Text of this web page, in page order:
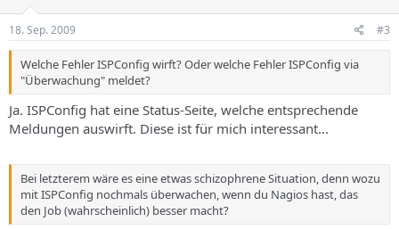
18. Sep. 2009 #3
Welche Fehler ISPConfig wirft? Oder welche Fehler ISPConfig via
"Überwachung" meldet?
Ja. ISPConfig hat eine Status-Seite, welche entsprechende
Meldungen auswirft. Diese ist für mich interessant...
Bei letzterem wäre es eine etwas schizophrene Situation, denn wozu
mit ISPConfig nochmals überwachen, wenn du Nagios hast, das
den Job (wahrscheinlich) besser macht?